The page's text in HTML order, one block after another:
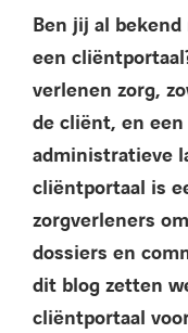
Contact
Werken bij
Ben jij al
een
verlenen zorg,
de cliënt, en
administratieve
cliëntportaal is
zorgverleners
dossiers en
dit blog zetten
cliëntportaal